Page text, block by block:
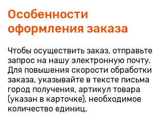
Особенности
оформления заказа
Чтобы осуществить заказ, отправьте
запрос на нашу электронную почту.
Для повышения скорости обработки
заказа, указывайте в тексте письма
город получения, артикул товара
(указан в карточке), необходимое
количество единиц.